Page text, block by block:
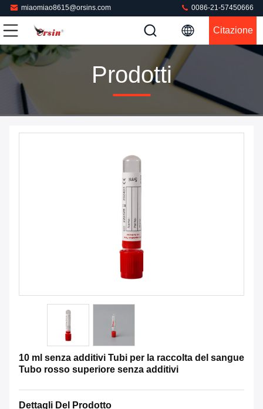
miaomiao8615@orsins.com 0086-21-57450666
Citazione
Prodotti
10 ml senza additivi Tubi per la raccolta del sangue
Tubo rosso superiore senza additivi
Dettagli Del Prodotto